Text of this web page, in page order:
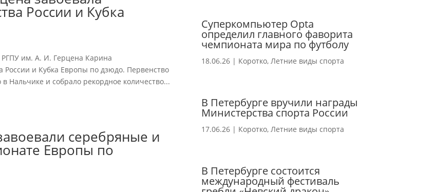
России и Кубка
РГПУ им. А. И. Герцена Карина
России и Кубка Европы по дзюдо. Первенство
и собрало рекордное количество...
серебряные и
Европы по
Суперкомпьютер Opta
определил главного фаворита
чемпионата мира по футболу
18.06.26| Коротко, Летние виды спорта
В Петербурге вручили награды
Министерства спорта России
17.06.26| Коротко, Летние виды спорта
В Петербурге состоится
международный фестиваль